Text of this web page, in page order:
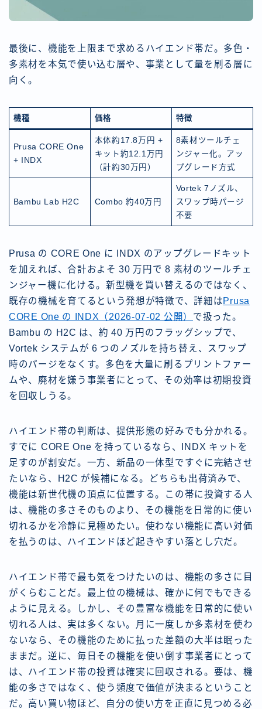
最後に、機能を上限まで求めるハイエンド帯だ。多色・
多素材を本気で使い込む層や、事業として量を刷る層に
向く。
機種 価格 特徴
Prusa CORE One
+ INDX
本体約17.8万円 +
キット約12.1万円
（計約30万円）
8素材ツールチェ
ンジャー化。アッ
プグレード方式
Bambu Lab H2C Combo 約40万円
Vortek 7ノズル、
スワップ時パージ
不要
Prusa の CORE One に INDX のアップグレードキット
を加えれば、合計およそ 30 万円で 8 素材のツールチェ
ンジャー機に化ける。新型機を買い替えるのではなく、
既存の機械を育てるという発想が特徴で、詳細はPrusa
CORE One の INDX（2026-07-02 公開） で扱った。
Bambu の H2C は、約 40 万円のフラッグシップで、
Vortek システムが 6 つのノズルを持ち替え、スワップ
時のパージをなくす。多色を大量に刷るプリントファー
ムや、廃材を嫌う事業者にとって、その効率は初期投資
を回収しうる。
ハイエンド帯の判断は、提供形態の好みでも分かれる。
すでに CORE One を持っているなら、INDX キットを
足すのが割安だ。一方、新品の一体型ですぐに完結させ
たいなら、H2C が候補になる。どちらも出荷済みで、
機能は新世代機の頂点に位置する。この帯に投資する人
は、機能の多さそのものより、その機能を日常的に使い
切れるかを冷静に見極めたい。使わない機能に高い対価
を払うのは、ハイエンドほど起きやすい落とし穴だ。
ハイエンド帯で最も気をつけたいのは、機能の多さに目
がくらむことだ。最上位の機械は、確かに何でもできる
ように見える。しかし、その豊富な機能を日常的に使い
切れる人は、実は多くない。月に一度しか多素材を使わ
ないなら、その機能のために払った差額の大半は眠った
ままだ。逆に、毎日その機能を使い倒す事業者にとって
は、ハイエンド帯の投資は確実に回収される。要は、機
能の多さではなく、使う頻度で価値が決まるということ
だ。高い買い物ほど、自分の使い方を正直に見つめる必